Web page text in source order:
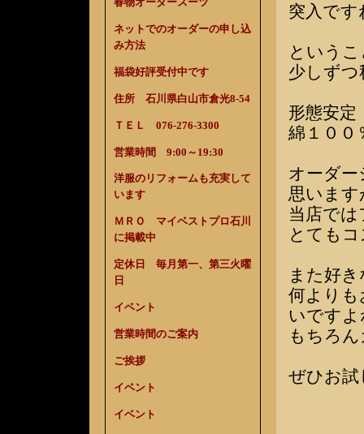
ネットでのオーダーの申し込
み方法
福袋好評受付中です
住所 石川県白山市倉光8-54
ＴＥＬ 076-276-3300
営業時間 9:00～19:30
洋服のリフォームも充実して
います
ＭＲＯ マイベストプロ石川
に掲載中
定休日 毎月第一、第三火曜
日
イベント
営業時間のご案内
ご挨拶
イベント
イベント
突入で
という
少しず
形態安定
綿１００
オーダ
思います
当店で
とても
また好
何より
いですよ
もちろ
ぜひお